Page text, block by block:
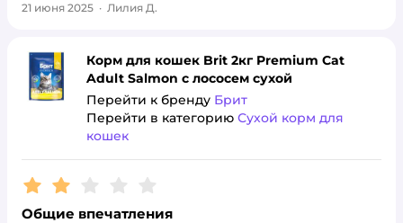
21 июня 2025 · Лилия Д.
Корм для кошек Brit 2кг Premium Cat
Adult Salmon с лососем сухой
Перейти к бренду Брит
Перейти в категорию Сухой корм для
кошек
Рейтинг:2
Общие впечатления